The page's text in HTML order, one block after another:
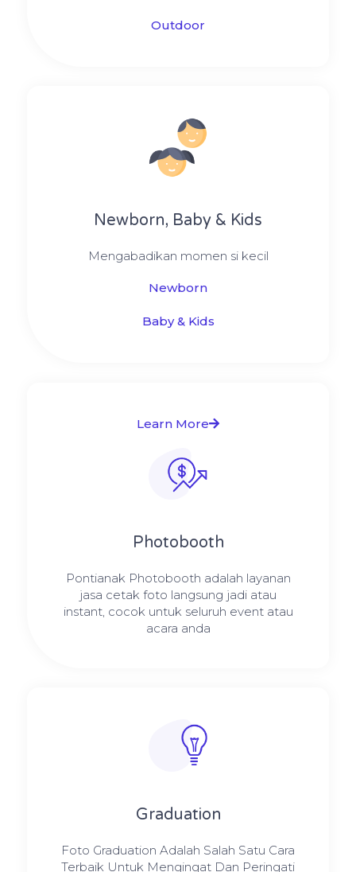
Outdoor
Newborn, Baby & Kids
Mengabadikan momen si kecil
Newborn
Baby & Kids
Learn More
Photobooth
Pontianak Photobooth adalah layanan
jasa cetak foto langsung jadi atau
instant, cocok untuk seluruh event atau
acara anda
Graduation
Foto Graduation Adalah Salah Satu Cara
Terbaik Untuk Mengingat Dan Peringati